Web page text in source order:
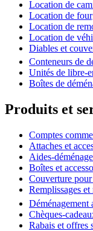
Location de
Location de
Location de
Location de
Diables et
Conteneurs de
Unités de libre-
Boîtes de
Produits et
Comptes
Attaches et
Aides-
Boîtes et
Couverture
Remplissages
Déménagement
Chèques-
Rabais et offres